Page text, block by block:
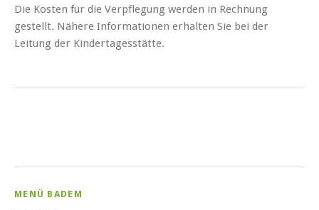
Die Kosten für die Verpflegung werden in Rechnung
gestellt. Nähere Informationen erhalten Sie bei der
Leitung der Kindertagesstätte.
MENÜ BADEM